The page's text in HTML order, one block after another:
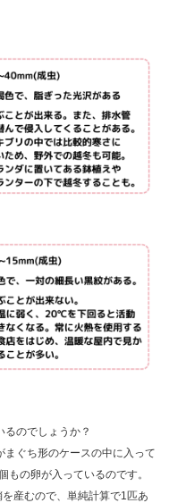
のでしょうか？
ぐち形のケースの中に入って
もの卵が入っているのです。
産むので、単純計算で1匹あ